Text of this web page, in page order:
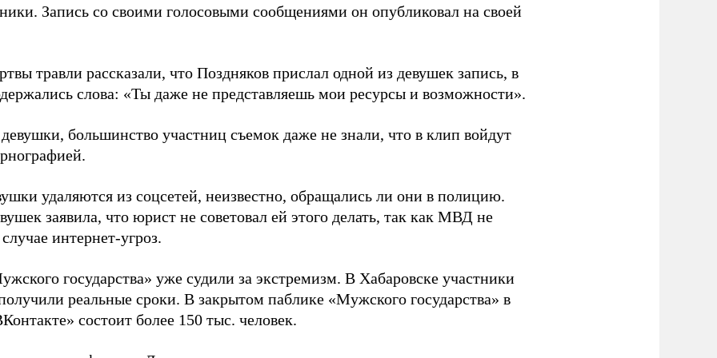
Запись со своими голосовыми сообщениями он опубликовал на своей
травли рассказали, что Поздняков прислал одной из девушек запись, в
слова: «Ты даже не представляешь мои ресурсы и возможности».
большинство участниц съемок даже не знали, что в клип войдут
удаляются из соцсетей, неизвестно, обращались ли они в полицию.
заявила, что юрист не советовал ей этого делать, так как МВД не
интернет-угроз.
государства» уже судили за экстремизм. В Хабаровске участники
реальные сроки. В закрытом паблике «Мужского государства» в
состоит более 150 тыс. человек.